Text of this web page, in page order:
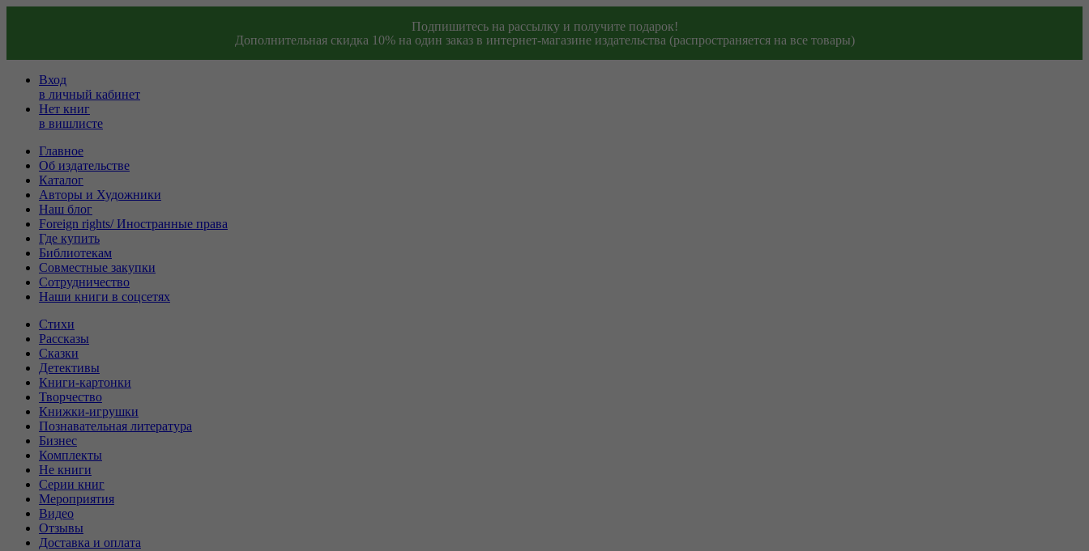
Подпишитесь на рассылку и получите подарок!
Дополнительная скидка 10% на один заказ в интернет-магазине издательства (распространяется на все товары)
Вход
в личный кабинет
Нет книг
в вишлисте
Главное
Об издательстве
Каталог
Авторы и Художники
Наш блог
Foreign rights/ Иностранные права
Где купить
Библиотекам
Совместные закупки
Сотрудничество
Наши книги в соцсетях
Стихи
Рассказы
Сказки
Детективы
Книги-картонки
Творчество
Книжки-игрушки
Познавательная литература
Бизнес
Комплекты
Не книги
Серии книг
Мероприятия
Видео
Отзывы
Доставка и оплата